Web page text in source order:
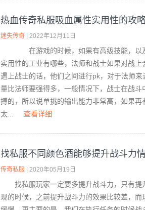
热血传奇私服吸血属性实用性的攻
迷失传奇 | 2022年12月11日
在游戏的时候，如果有高级技能，以
实用性的工业有哪些，法师和战士如果对战
遇上战士的话，他们之间进行pk，对于法师
量比法师要强得多，一般情况下，战士在战
搏的，所以说单挑的输出能力非常高，如果
太...
查看详细
找私服不同颜色酒能够提升战斗力
传奇私服 | 2020年05月19日
找私服玩家一定要多提升战斗力，只有
现的时候，之前提升战斗力的效果比较差，